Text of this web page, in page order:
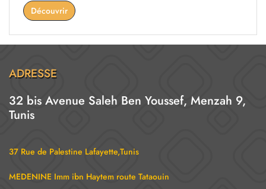
Découvrir
ADRESSE
32 bis Avenue Saleh Ben Youssef, Menzah 9,
Tunis
37 Rue de Palestine Lafayette,Tunis
MEDENINE Imm ibn Haytem route Tataouin